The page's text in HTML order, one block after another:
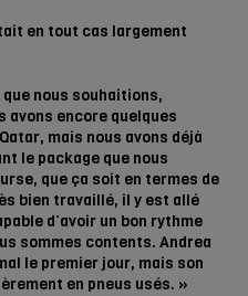
en tout cas largement
nous souhaitions,
avons encore quelques
mais nous avons déjà
le package que nous
que ça soit en termes de
bien travaillé, il y est allé
d’avoir un bon rythme
sommes contents. Andrea
le premier jour, mais son
en pneus usés. »